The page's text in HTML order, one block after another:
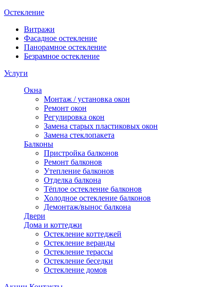
Остекление
Витражи
Фасадное остекление
Панорамное остекление
Безрамное остекление
Услуги
Окна
Монтаж / установка окон
Ремонт окон
Регулировка окон
Замена старых пластиковых окон
Замена стеклопакета
Балконы
Пристройка балконов
Ремонт балконов
Утепление балконов
Отделка балкона
Тёплое остекление балконов
Холодное остекление балконов
Демонтаж/вынос балкона
Двери
Дома и коттеджи
Остекление коттеджей
Остекление веранды
Остекление терассы
Остекление беседки
Остекление домов